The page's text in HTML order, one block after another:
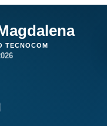
TECNOCOM